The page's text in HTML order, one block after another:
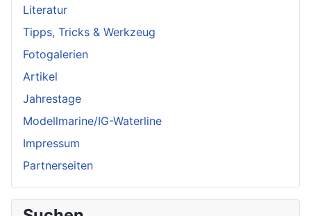
Literatur
Tipps, Tricks & Werkzeug
Fotogalerien
Artikel
Jahrestage
Modellmarine/IG-Waterline
Impressum
Partnerseiten